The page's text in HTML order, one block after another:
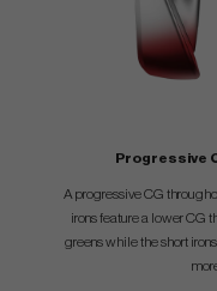
Progressive
A progressive CG
irons feature a lower CG
greens while the short